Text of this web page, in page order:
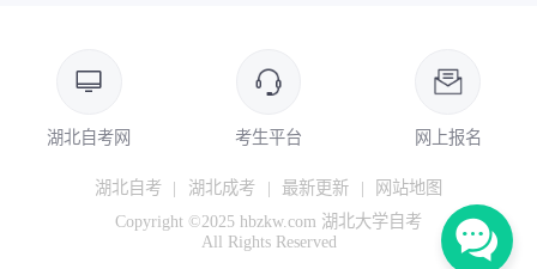
湖北自考网 考生平台 网上报名
湖北自考 | 湖北成考 | 最新更新 |
网站地图
Copyright ©2025 hbzkw.com 湖北大学自考
All Rights Reserved